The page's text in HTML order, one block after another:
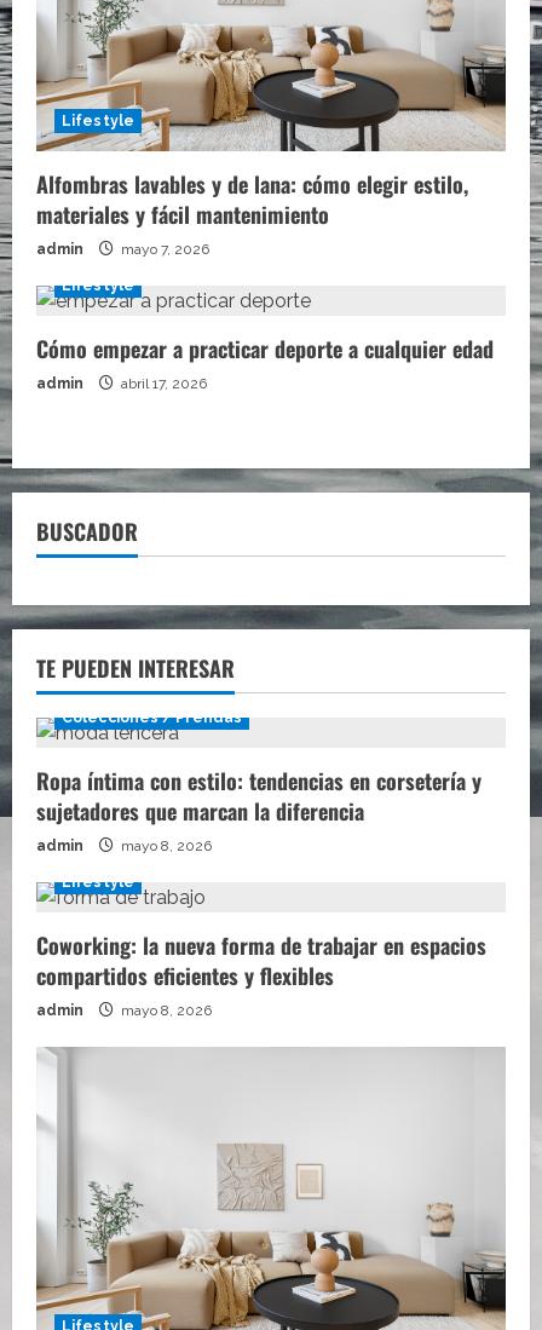
Lifestyle
Alfombras lavables y de lana: cómo elegir estilo,
materiales y fácil mantenimiento
admin mayo 7, 2026
Lifestyle
Cómo empezar a practicar deporte a cualquier edad
admin abril 17, 2026
BUSCADOR
TE PUEDEN INTERESAR
Colecciones / Prendas
Ropa íntima con estilo: tendencias en corsetería y
sujetadores que marcan la diferencia
admin mayo 8, 2026
Lifestyle
Coworking: la nueva forma de trabajar en espacios
compartidos eficientes y flexibles
admin mayo 8, 2026
Lifestyle